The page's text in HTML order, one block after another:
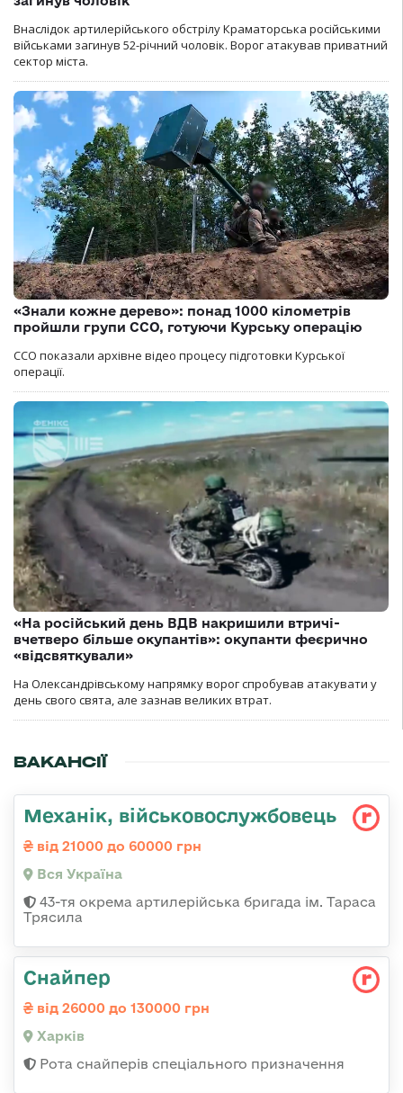
Внаслідок артилерійського обстрілу Краматорська російськими
військами загинув 52-річний чоловік. Ворог атакував приватний
сектор міста.
«Знали кожне дерево»: понад 1000 кілометрів
пройшли групи ССО, готуючи Курську операцію
ССО показали архівне відео процесу підготовки Курської
операції.
«На російський день ВДВ накришили втричі-
вчетверо більше окупантів»: окупанти феєрично
«відсвяткували»
На Олександрівському напрямку ворог спробував атакувати у
день свого свята, але зазнав великих втрат.
ВАКАНСІЇ
Механік, військовослужбовець
від 21000 до 60000 грн
Вся Україна
43-тя окрема артилерійська бригада ім. Тараса
Трясила
Снайпер
від 26000 до 130000 грн
Харків
Рота снайперів спеціального призначення